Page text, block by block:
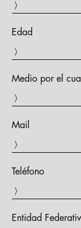
〉
Edad
〉
Medio por el
〉
Mail
〉
Teléfono
〉
Entidad